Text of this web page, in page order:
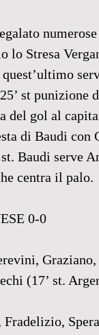
lo Stresa
st punizione
del gol al
di Baudi con
Baudi serve
centra il palo.
0-0
(17’ st.